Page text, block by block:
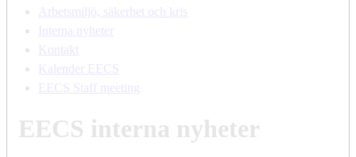
Arbetsmiljö, säkerhet och kris
Interna nyheter
Kontakt
Kalender EECS
EECS Staff meeting
EECS interna nyheter